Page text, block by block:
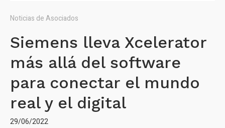
Noticias de Asociados
Siemens lleva Xcelerator
más allá del software
para conectar el mundo
real y el digital
29/06/2022